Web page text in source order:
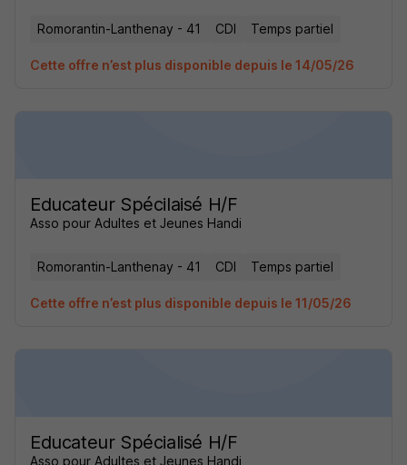
Romorantin-Lanthenay - 41 CDI Temps partiel
Cette offre n’est plus disponible depuis le 14/05/26
Educateur Spécilaisé H/F
Asso pour Adultes et Jeunes Handi
Romorantin-Lanthenay - 41 CDI Temps partiel
Cette offre n’est plus disponible depuis le 11/05/26
Educateur Spécialisé H/F
Asso pour Adultes et Jeunes Handi